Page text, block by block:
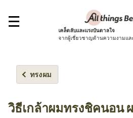
เคล็ดลับและแรงบันดาลใจ
จากผู้เชี่ยวชาญด้านความงามแล
ทรงผม
วิธีเกล้าผมทรงชิคนอน